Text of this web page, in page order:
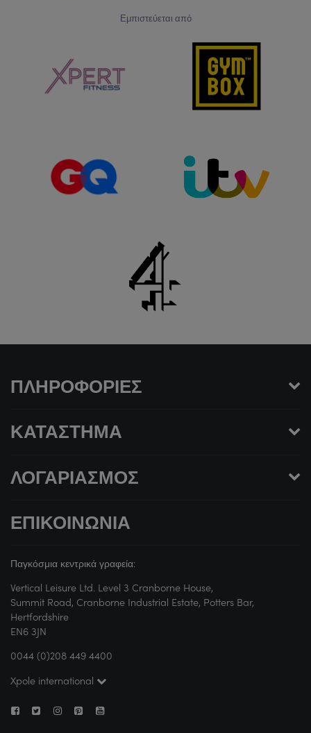
Εμπιστεύεται από
ΠΛΗΡΟΦΟΡΊΕΣ
ΚΑΤΆΣΤΗΜΑ
ΛΟΓΑΡΙΑΣΜΌΣ
ΕΠΙΚΟΙΝΩΝΊΑ
Παγκόσμια κεντρικά γραφεία:
Vertical Leisure Ltd. Level 3 Cranborne House,
Summit Road, Cranborne Industrial Estate, Potters Bar,
Hertfordshire
EN6 3JN
0044 (0)208 449 4400
Xpole international